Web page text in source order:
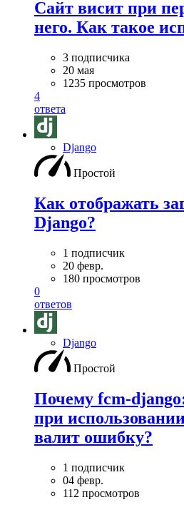
Сайт висит при
него. Как такое
3 подписчика
20 мая
1235 просмотров
4
ответа
Django
Простой
Как отображать
Django?
1 подписчик
20 февр.
180 просмотров
0
ответов
Django
Простой
Почему fcm-django:
при
валит ошибку?
1 подписчик
04 февр.
112 просмотров